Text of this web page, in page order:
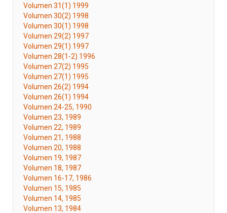
Volumen 31(1) 1999
Volumen 30(2) 1998
Volumen 30(1) 1998
Volumen 29(2) 1997
Volumen 29(1) 1997
Volumen 28(1-2) 1996
Volumen 27(2) 1995
Volumen 27(1) 1995
Volumen 26(2) 1994
Volumen 26(1) 1994
Volumen 24-25, 1990
Volumen 23, 1989
Volumen 22, 1989
Volumen 21, 1988
Volumen 20, 1988
Volumen 19, 1987
Volumen 18, 1987
Volumen 16-17, 1986
Volumen 15, 1985
Volumen 14, 1985
Volumen 13, 1984